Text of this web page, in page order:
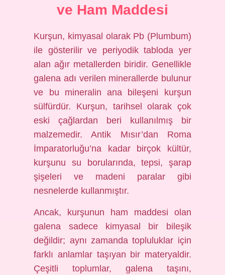
ve Ham Maddesi
Kurşun, kimyasal olarak Pb (Plumbum)
ile gösterilir ve periyodik tabloda yer
alan ağır metallerden biridir. Genellikle
galena adı verilen minerallerde bulunur
ve bu mineralin ana bileşeni kurşun
sülfürdür. Kurşun, tarihsel olarak çok
eski çağlardan beri kullanılmış bir
malzemedir. Antik Mısır’dan Roma
İmparatorluğu’na kadar birçok kültür,
kurşunu su borularında, tepsi, şarap
şişeleri ve madeni paralar gibi
nesnelerde kullanmıştır.
Ancak, kurşunun ham maddesi olan
galena sadece kimyasal bir bileşik
değildir; aynı zamanda topluluklar için
farklı anlamlar taşıyan bir materyaldir.
Çeşitli toplumlar, galena taşını,